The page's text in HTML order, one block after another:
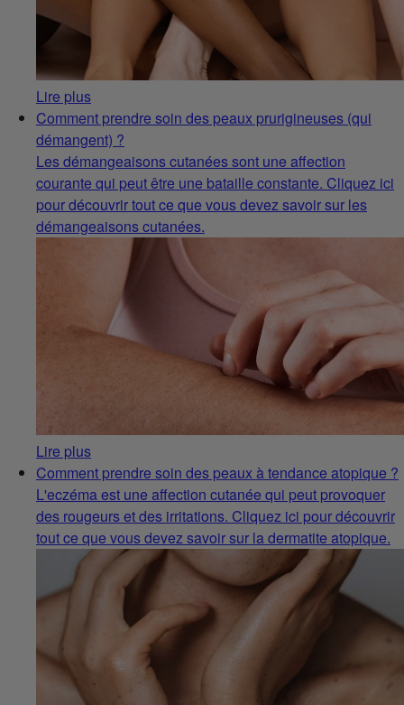
Lire plus
Comment prendre soin des peaux prurigineuses (qui
démangent) ?
Les démangeaisons cutanées sont une affection
courante qui peut être une bataille constante. Cliquez ici
pour découvrir tout ce que vous devez savoir sur les
démangeaisons cutanées.
Lire plus
Comment prendre soin des peaux à tendance atopique ?
L'eczéma est une affection cutanée qui peut provoquer
des rougeurs et des irritations. Cliquez ici pour découvrir
tout ce que vous devez savoir sur la dermatite atopique.